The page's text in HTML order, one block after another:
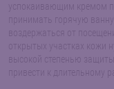
успокаивающим кремом
принимать горячую
воздержаться от
открытых участках кожи
высокой степенью
привести к длительному